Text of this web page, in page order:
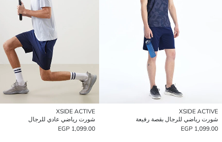
XSIDE ACTIVE
شورت رياضي للرجال بقصة رفيعة
1,099.00 EGP
XSIDE ACTIVE
شورت رياضي عادي للرجال
1,099.00 EGP